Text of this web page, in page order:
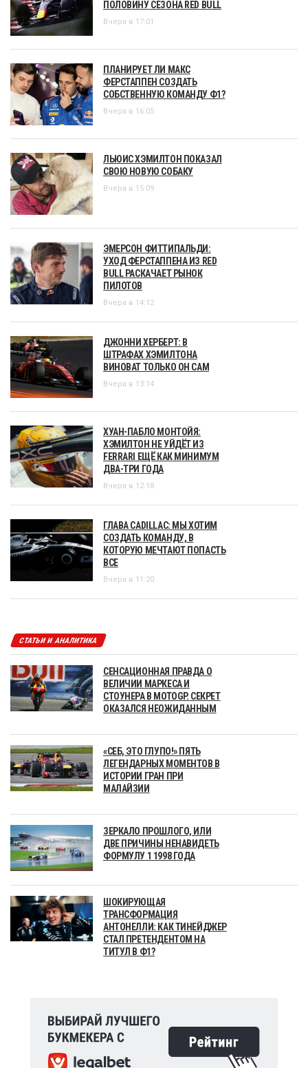
ПОЛОВИНУ СЕЗОНА RED BULL
Вчера в 17:01
ПЛАНИРУЕТ ЛИ МАКС
ФЕРСТАППЕН СОЗДАТЬ
СОБСТВЕННУЮ КОМАНДУ Ф1?
Вчера в 16:05
ЛЬЮИС ХЭМИЛТОН ПОКАЗАЛ
СВОЮ НОВУЮ СОБАКУ
Вчера в 15:09
ЭМЕРСОН ФИТТИПАЛЬДИ:
УХОД ФЕРСТАППЕНА ИЗ RED
BULL РАСКАЧАЕТ РЫНОК
ПИЛОТОВ
Вчера в 14:12
ДЖОННИ ХЕРБЕРТ: В
ШТРАФАХ ХЭМИЛТОНА
ВИНОВАТ ТОЛЬКО ОН САМ
Вчера в 13:14
ХУАН-ПАБЛО МОНТОЙЯ:
ХЭМИЛТОН НЕ УЙДЁТ ИЗ
FERRARI ЕЩЁ КАК МИНИМУМ
ДВА-ТРИ ГОДА
Вчера в 12:18
ГЛАВА CADILLAC: МЫ ХОТИМ
СОЗДАТЬ КОМАНДУ, В
КОТОРУЮ МЕЧТАЮТ ПОПАСТЬ
ВСЕ
Вчера в 11:20
СТАТЬИ И АНАЛИТИКА
СЕНСАЦИОННАЯ ПРАВДА О
ВЕЛИЧИИ МАРКЕСА И
СТОУНЕРА В MOTOGP. СЕКРЕТ
ОКАЗАЛСЯ НЕОЖИДАННЫМ
«СЕБ, ЭТО ГЛУПО!» ПЯТЬ
ЛЕГЕНДАРНЫХ МОМЕНТОВ В
ИСТОРИИ ГРАН ПРИ
МАЛАЙЗИИ
ЗЕРКАЛО ПРОШЛОГО, ИЛИ
ДВЕ ПРИЧИНЫ НЕНАВИДЕТЬ
ФОРМУЛУ 1 1998 ГОДА
ШОКИРУЮЩАЯ
ТРАНСФОРМАЦИЯ
АНТОНЕЛЛИ: КАК ТИНЕЙДЖЕР
СТАЛ ПРЕТЕНДЕНТОМ НА
ТИТУЛ В Ф1?